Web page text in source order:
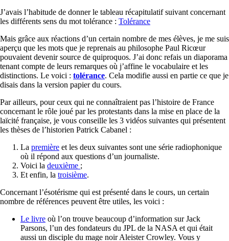
J’avais l’habitude de donner le tableau récapitulatif suivant concernant
les différents sens du mot tolérance : Tolérance
Mais grâce aux réactions d’un certain nombre de mes élèves, je me suis
aperçu que les mots que je reprenais au philosophe Paul Ricœur
pouvaient devenir source de quiproquos. J’ai donc refais un diaporama
tenant compte de leurs remarques où j’affine le vocabulaire et les
distinctions. Le voici : tolérance. Cela modifie aussi en partie ce que je
disais dans la version papier du cours.
Par ailleurs, pour ceux qui ne connaîtraient pas l’histoire de France
concernant le rôle joué par les protestants dans la mise en place de la
laïcité française, je vous conseille les 3 vidéos suivantes qui présentent
les thèses de l’historien Patrick Cabanel :
La première et les deux suivantes sont une série radiophonique
où il répond aux questions d’un journaliste.
Voici la deuxième ;
Et enfin, la troisième.
Concernant l’ésotérisme qui est présenté dans le cours, un certain
nombre de références peuvent être utiles, les voici :
Le livre où l’on trouve beaucoup d’information sur Jack
Parsons, l’un des fondateurs du JPL de la NASA et qui était
aussi un disciple du mage noir Aleister Crowley. Vous y